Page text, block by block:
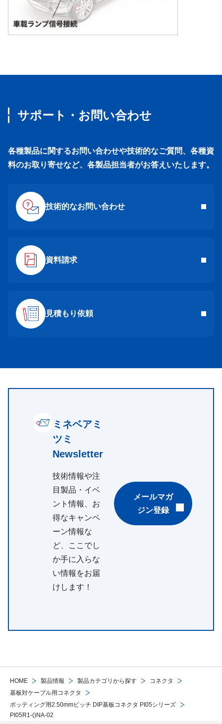
HOME 製品情報 製品カテゴリから探す
コネクタ
基板対ケーブル用コネクタ
ポッティング用2.50mmピッチ DIP基板コネクタ PI05シリーズ
PI05R1-()NA-02
サポート・お問い合わせ
各種製品に関するお問い合わせや技術的なご質問、各種資
料のお取り寄せなど、各製品担当者がお答えいたします。
技術的なお問い合わせ
資料請求
見積もり依頼
ミネベアミ
ツミ
Newsletter
技術情報や注
目製品・イベ
ント情報、お
得なキャンペ
ーン情報な
ど、ここでし
か手に入らな
い情報をお届
けします！
メールマガ
ジン登録